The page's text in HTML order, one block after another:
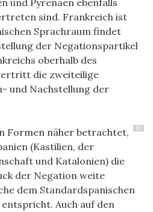
und Pyrenäen ebenfalls
sind. Frankreich ist
Sprachraum findet
der Negationspartikel
oberhalb des
die zweiteilige
und Nachstellung der
18
Formen näher betrachtet,
(Kastilien, der
und Katalonien) die
der Negation weite
dem Standardspanischen
Auch auf den